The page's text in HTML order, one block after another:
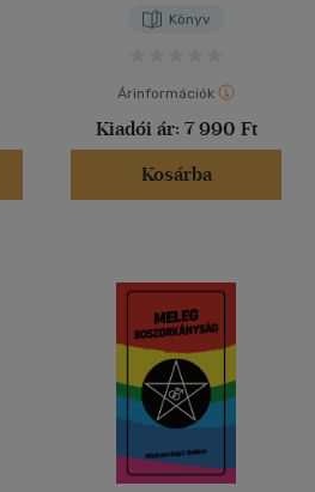
Könyv
Árinformációk
Kiadói ár: 7 990 Ft
Kosárba